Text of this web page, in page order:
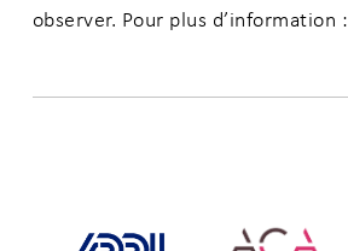
observer. Pour plus d’information :